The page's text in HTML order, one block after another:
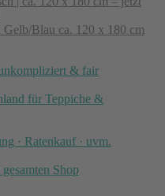
Blau ca. 120 x 180 cm
& fair
für Teppiche &
· Ratenkauf · uvm.
gesamten Shop